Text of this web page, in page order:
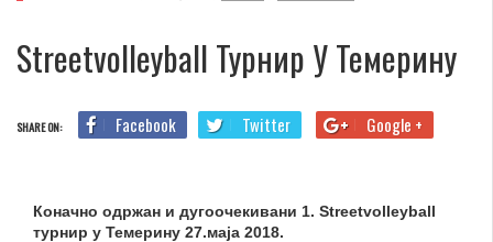
Streetvolleyball Турнир У Темерину
SHARE ON: Facebook Twitter Google +
Коначно одржан и дугоочекивани 1. Streetvolleyball
турнир у Темерину 27.маја 2018.